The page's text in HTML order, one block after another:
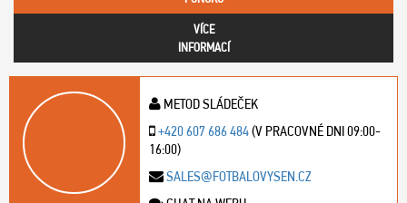
VÍCE
INFORMACÍ
METOD SLÁDEČEK
+420 607 686 484(V PRACOVNÉ DNI 09:00-
16:00)
SALES@FOTBALOVYSEN.CZ